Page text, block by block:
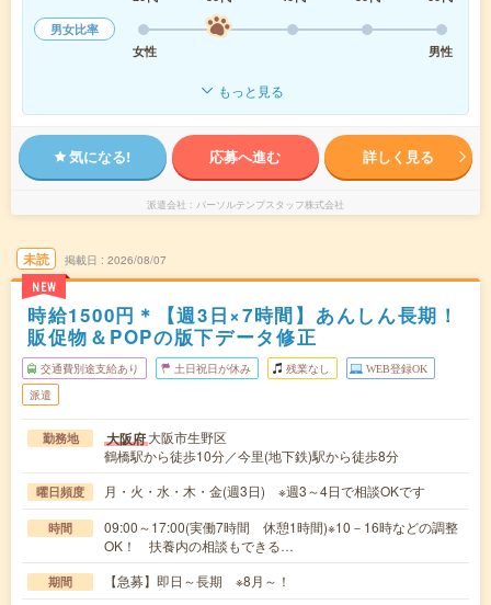
男女比率
女性
男性
もっと見る
気になる! 応募へ進む 詳しく見る
派遣会社 パーソルテンプスタッフ株式会社
未読
NEW
掲載日 2026/08/07
時給1500円＊【週3日×7時間】あんしん長期！
販促物＆POPの版下データ修正
交通費別途支給あり 土日祝日が休み 残業なし WEB登録OK
派遣
勤務地 大阪府大阪市生野区
鶴橋駅から徒歩10分／今里(地下鉄)駅から徒歩8分
曜日頻度 月・火・水・木・金(週3日) ※週3～4日で相談OKです
時間
09:00～17:00(実働7時間 休憩1時間)※10－16時などの調整
OK！ 扶養内の相談もできる…
期間 【急募】即日～長期 ※8月～！